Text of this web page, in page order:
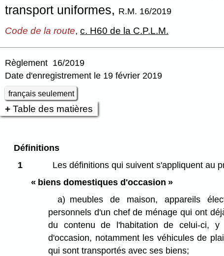
transport uniformes, R.M. 16/2019
Code de la route, c. H60 de la C.P.L.M.
Règlement 16/2019
Date d'enregistrement le 19 février 2019
français seulement
Table des matières
Définitions
1
Les définitions qui suivent s'appliquent au
« biens domestiques d'occasion »
a) meubles de maison, appareils
personnels d'un chef de ménage qui ont
du contenu de l'habitation de celui-ci, y
d'occasion, notamment les véhicules de
qui sont transportés avec ses biens;